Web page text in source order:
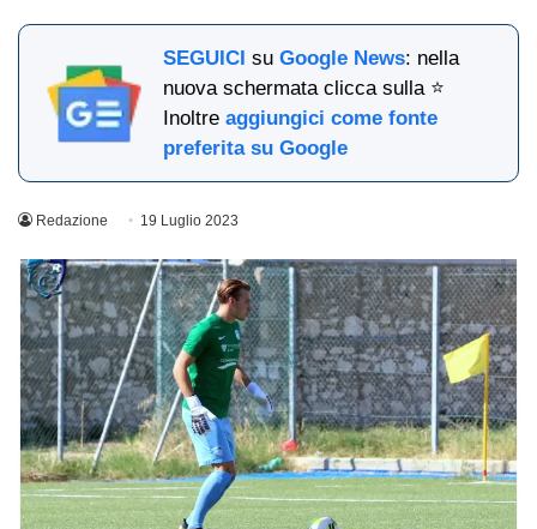
SEGUICI suGoogle News: nella
nuova schermata clicca sulla ⭐
Inoltreaggiungici come fonte
preferita su Google
Redazione 19 Luglio 2023